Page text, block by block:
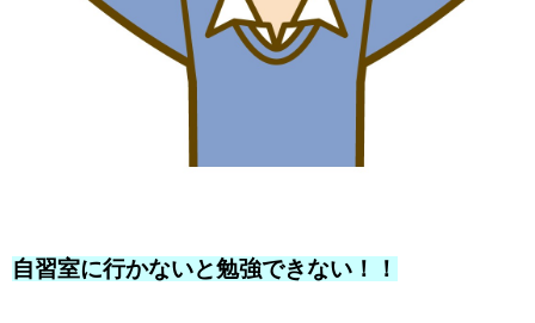
自習室に行かないと勉強できない！！